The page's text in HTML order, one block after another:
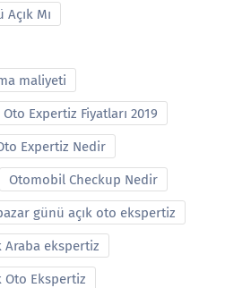
Mı
maliyeti
Oto Expertiz Fiyatları 2019
Expertiz Nedir
Otomobil Checkup Nedir
günü açık oto ekspertiz
Araba ekspertiz
Oto Ekspertiz